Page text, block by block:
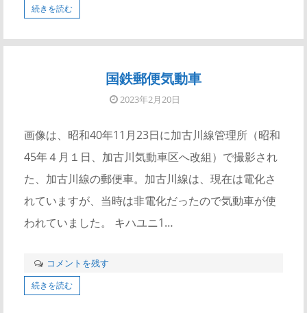
続きを読む
国鉄郵便気動車
2023年2月20日
画像は、昭和40年11月23日に加古川線管理所（昭和
45年４月１日、加古川気動車区へ改組）で撮影され
た、加古川線の郵便車。加古川線は、現在は電化さ
れていますが、当時は非電化だったので気動車が使
われていました。 キハユニ1…
コメントを残す
続きを読む